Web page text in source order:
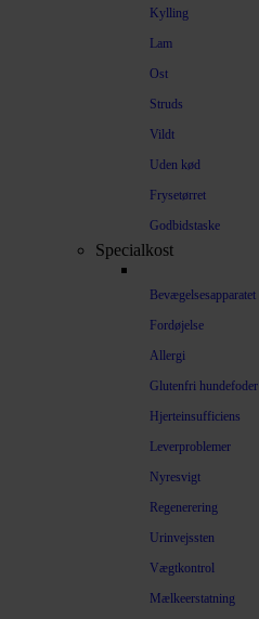
Kylling
Lam
Ost
Struds
Vildt
Uden kød
Frysetørret
Godbidstaske
Specialkost
Bevægelsesapparatet
Fordøjelse
Allergi
Glutenfri hundefoder
Hjerteinsufficiens
Leverproblemer
Nyresvigt
Regenerering
Urinvejssten
Vægtkontrol
Mælkeerstatning